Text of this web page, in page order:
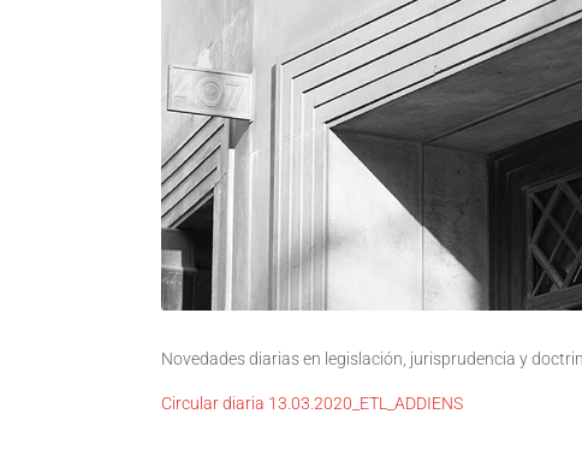
Novedades diarias en legislación, jurisprudencia y
Circular diaria 13.03.2020_ETL_ADDIENS